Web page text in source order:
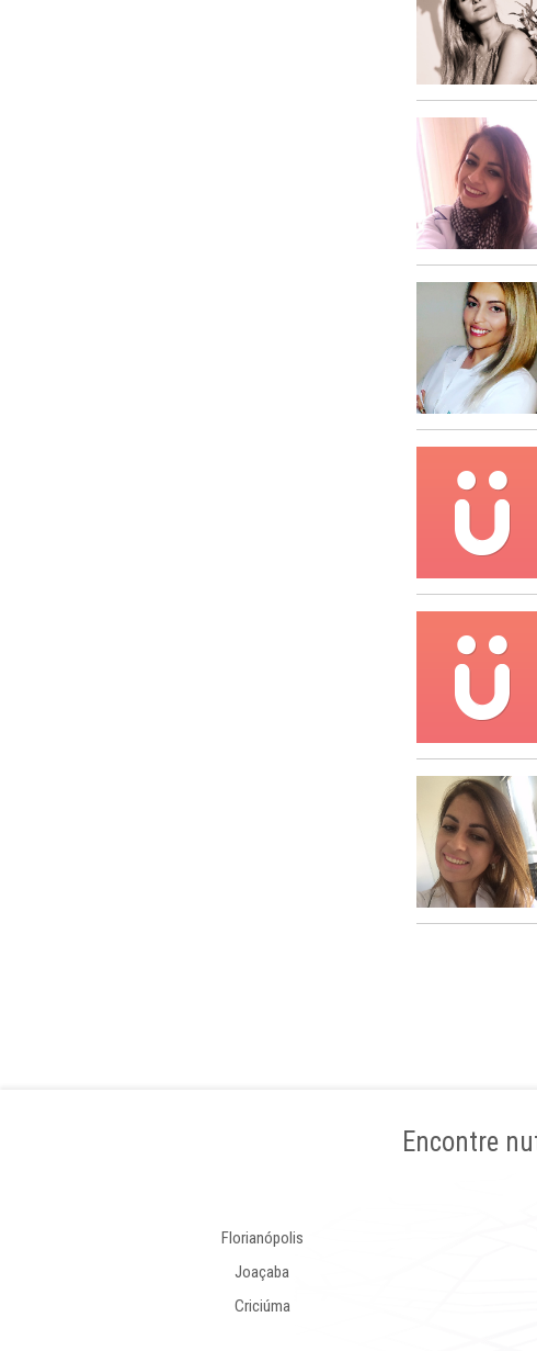
Encontre
Florianópolis
Joaçaba
Criciúma